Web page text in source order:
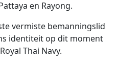
en Rayong.
vermiste bemanningslid
identiteit op dit moment
Thai Navy.